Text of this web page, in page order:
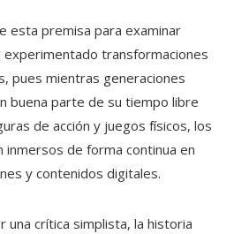
esta premisa para examinar
experimentado transformaciones
pues mientras generaciones
buena parte de su tiempo libre
de acción y juegos físicos, los
inmersos de forma continua en
y contenidos digitales.
una crítica simplista, la historia